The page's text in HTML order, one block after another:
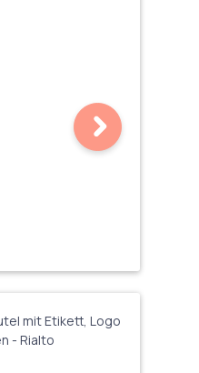
von 5 von 5 Sternen